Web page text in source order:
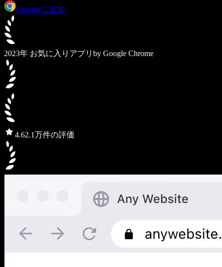
Chromeに追加
2023年 お気に入りアプリ by Google Chrome
4.62.1万件の評価